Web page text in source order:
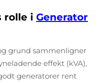
rolle i Generator
grund sammenligner
effekt (kVA),
generatorer rent